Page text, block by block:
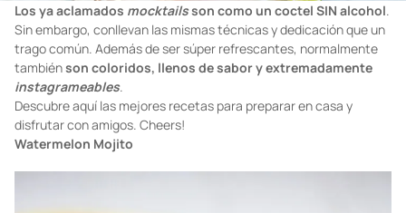
Los ya aclamados mocktailsson como un coctel SIN alcohol.
Sin embargo, conllevan las mismas técnicas y dedicación que un
trago común. Además de ser súper refrescantes, normalmente
tambiénson coloridos, llenos de sabor y extremadamente
instagrameables.
Descubre aquí las mejores recetas para preparar en casa y
disfrutar con amigos. Cheers!
Watermelon Mojito